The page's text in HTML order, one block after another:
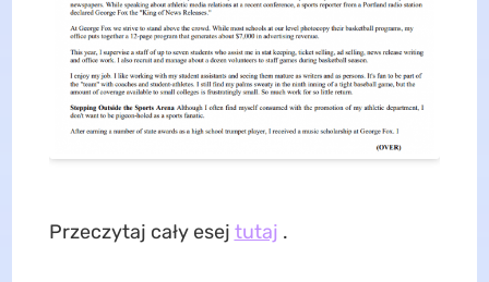
Przeczytaj cały esej tutaj .